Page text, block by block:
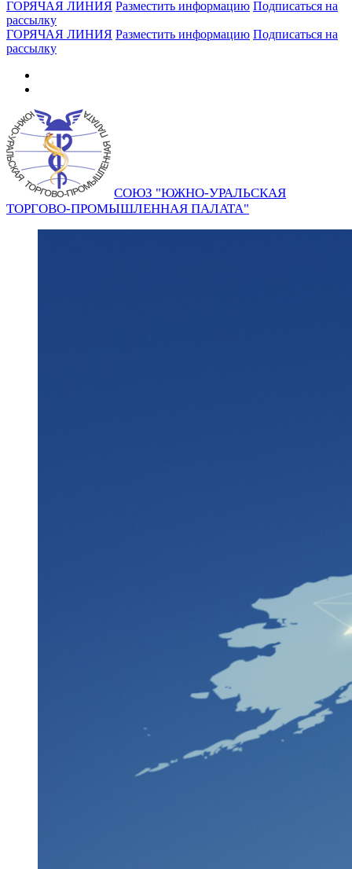
ГОРЯЧАЯ ЛИНИЯ Разместить информацию Подписаться на
рассылку
ГОРЯЧАЯ ЛИНИЯ Разместить информацию Подписаться на
рассылку
СОЮЗ "ЮЖНО-УРАЛЬСКАЯ
ТОРГОВО-ПРОМЫШЛЕННАЯ ПАЛАТА"